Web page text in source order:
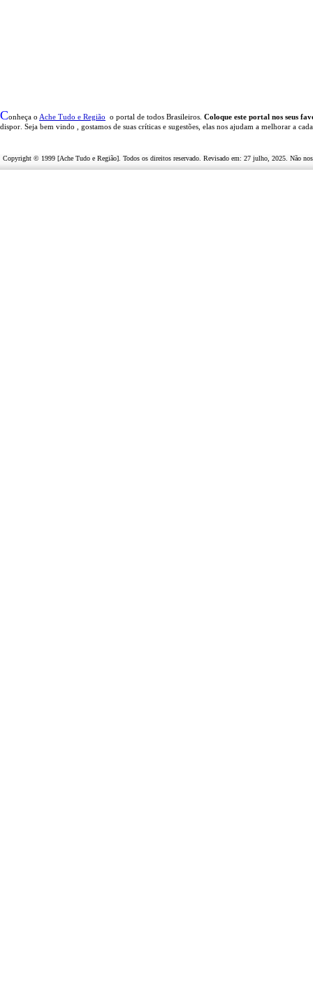
Conheça o Ache Tudo e Região o portal de todos Brasileiros. Coloque este portal nos seus
dispor Seja bem vindo , gostamos de suas críticas e sugestões, elas nos ajudam a melhorar a
Copyright © 1999 [Ache Tudo e Região]. Todos os direitos reservado. Revisado em: 27 julho, 2025 . Não